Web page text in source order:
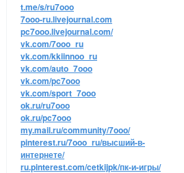
t.me/s/ru7ooo
7ooo-ru.livejournal.com
pc7ooo.livejournal.com/
vk.com/7ooo_ru
vk.com/kkiinnoo_ru
vk.com/auto_7ooo
vk.com/pc7ooo
vk.com/sport_7ooo
ok.ru/ru7ooo
ok.ru/pc7ooo
my.mail.ru/community/7ooo/
pinterest.ru/7ooo_ru/высший-в-
интернете/
ru.pinterest.com/cetkijpk/пк-и-игры/